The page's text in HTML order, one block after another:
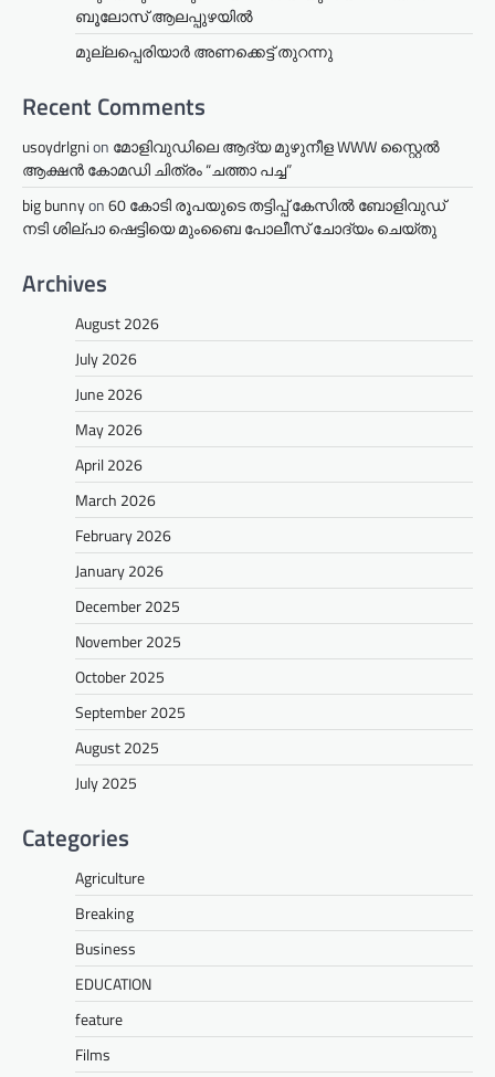
ബൂലോസ് ആലപ്പുഴയിൽ
മുല്ലപ്പെരിയാര്‍ അണക്കെട്ട് തുറന്നു
Recent Comments
usoydrlgnion മോളിവുഡിലെ ആദ്യ മുഴുനീള WWW സ്റ്റൈൽ
ആക്ഷൻ കോമഡി ചിത്രം “ചത്താ പച്ച”
big bunnyon60 കോടി രൂപയുടെ തട്ടിപ്പ് കേസിൽ ബോളിവുഡ്
നടി ശില്പാ ഷെട്ടിയെ മുംബൈ പോലീസ് ചോദ്യം ചെയ്തു
Archives
August 2026
July 2026
June 2026
May 2026
April 2026
March 2026
February 2026
January 2026
December 2025
November 2025
October 2025
September 2025
August 2025
July 2025
Categories
Agriculture
Breaking
Business
EDUCATION
feature
Films